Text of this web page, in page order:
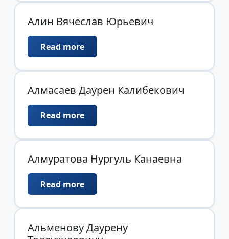
Алин Вячеслав Юрьевич
Read more
Алмасаев Даурен Калибекович
Read more
Алмуратова Нургуль Канаевна
Read more
Альменову Даурену